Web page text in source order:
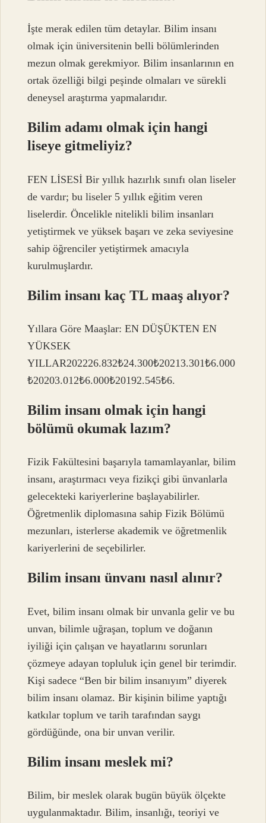
İşte merak edilen tüm detaylar. Bilim insanı
olmak için üniversitenin belli bölümlerinden
mezun olmak gerekmiyor. Bilim insanlarının en
ortak özelliği bilgi peşinde olmaları ve sürekli
deneysel araştırma yapmalarıdır.
Bilim adamı olmak için hangi
liseye gitmeliyiz?
FEN LİSESİ Bir yıllık hazırlık sınıfı olan liseler
de vardır; bu liseler 5 yıllık eğitim veren
liselerdir. Öncelikle nitelikli bilim insanları
yetiştirmek ve yüksek başarı ve zeka seviyesine
sahip öğrenciler yetiştirmek amacıyla
kurulmuşlardır.
Bilim insanı kaç TL maaş alıyor?
Yıllara Göre Maaşlar: EN DÜŞÜKTEN EN
YÜKSEK
YILLAR202226.832₺24.300₺20213.301₺6.000
₺20203.012₺6.000₺20192.545₺6.
Bilim insanı olmak için hangi
bölümü okumak lazım?
Fizik Fakültesini başarıyla tamamlayanlar, bilim
insanı, araştırmacı veya fizikçi gibi ünvanlarla
gelecekteki kariyerlerine başlayabilirler.
Öğretmenlik diplomasına sahip Fizik Bölümü
mezunları, isterlerse akademik ve öğretmenlik
kariyerlerini de seçebilirler.
Bilim insanı ünvanı nasıl alınır?
Evet, bilim insanı olmak bir unvanla gelir ve bu
unvan, bilimle uğraşan, toplum ve doğanın
iyiliği için çalışan ve hayatlarını sorunları
çözmeye adayan topluluk için genel bir terimdir.
Kişi sadece “Ben bir bilim insanıyım” diyerek
bilim insanı olamaz. Bir kişinin bilime yaptığı
katkılar toplum ve tarih tarafından saygı
gördüğünde, ona bir unvan verilir.
Bilim insanı meslek mi?
Bilim, bir meslek olarak bugün büyük ölçekte
uygulanmaktadır. Bilim, insanlığı, teoriyi ve